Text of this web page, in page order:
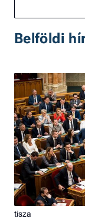
Belföldi
tisza